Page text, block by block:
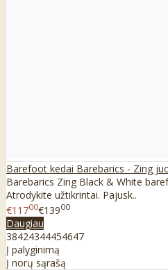
Barefoot kedai Barebarics - Zing
Barebarics Zing Black & White
Atrodykite užtikrintai. Pajusk..
€11700€13900
Daugiau
38424344454647
Į palyginimą
Į norų sąrašą